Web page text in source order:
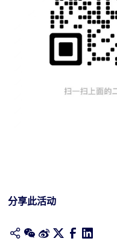
分享此活动